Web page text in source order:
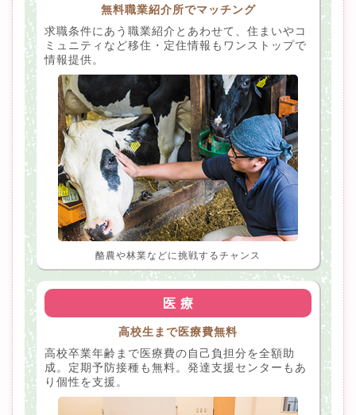
無料職業紹介所でマッチング
求職条件にあう職業紹介とあわせて、住まいやコ
ミュニティなど移住・定住情報もワンストップで
情報提供。
酪農や林業などに挑戦するチャンス
医 療
高校生まで医療費無料
高校卒業年齢まで医療費の自己負担分を全額助
成。定期予防接種も無料。発達支援センターもあ
り個性を支援。